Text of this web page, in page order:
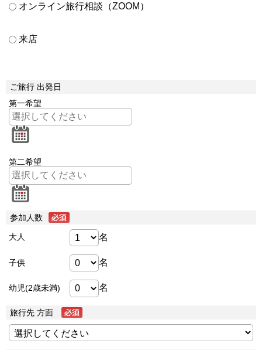
オンライン旅行相談（ZOOM）
来店
ご旅行 出発日
第一希望
第二希望
参加人数
大人 名
子供 名
幼児(2歳未満) 名
旅行先 方面